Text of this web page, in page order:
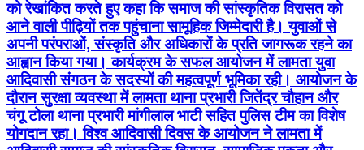
को रेखांकित करते हुए कहा कि समाज की सांस्कृतिक विरासत को
आने वाली पीढ़ियों तक पहुंचाना सामूहिक जिम्मेदारी है। युवाओं से
अपनी परंपराओं, संस्कृति और अधिकारों के प्रति जागरूक रहने का
आह्वान किया गया। कार्यक्रम के सफल आयोजन में लामता युवा
आदिवासी संगठन के सदस्यों की महत्वपूर्ण भूमिका रही। आयोजन के
दौरान सुरक्षा व्यवस्था में लामता थाना प्रभारी जितेंद्र चौहान और
चंगू टोला थाना प्रभारी मांगीलाल भाटी सहित पुलिस टीम का विशेष
योगदान रहा। विश्व आदिवासी दिवस के आयोजन ने लामता में